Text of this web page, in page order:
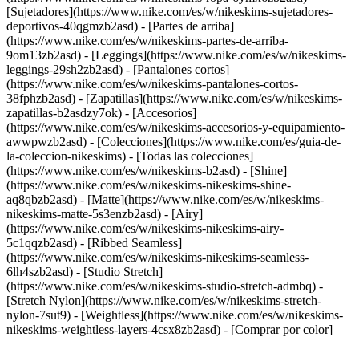
[Sujetadores](https://www.nike.com/es/w/nikeskims-sujetadores-
deportivos-40qgmzb2asd) - [Partes de arriba]
(https://www.nike.com/es/w/nikeskims-partes-de-arriba-
9om13zb2asd) - [Leggings](https://www.nike.com/es/w/nikeskims-
leggings-29sh2zb2asd) - [Pantalones cortos]
(https://www.nike.com/es/w/nikeskims-pantalones-cortos-
38fphzb2asd) - [Zapatillas](https://www.nike.com/es/w/nikeskims-
zapatillas-b2asdzy7ok) - [Accesorios]
(https://www.nike.com/es/w/nikeskims-accesorios-y-equipamiento-
awwpwzb2asd) - [Colecciones](https://www.nike.com/es/guia-de-
la-coleccion-nikeskims) - [Todas las colecciones]
(https://www.nike.com/es/w/nikeskims-b2asd) - [Shine]
(https://www.nike.com/es/w/nikeskims-nikeskims-shine-
aq8qbzb2asd) - [Matte](https://www.nike.com/es/w/nikeskims-
nikeskims-matte-5s3enzb2asd) - [Airy]
(https://www.nike.com/es/w/nikeskims-nikeskims-airy-
5c1qqzb2asd) - [Ribbed Seamless]
(https://www.nike.com/es/w/nikeskims-nikeskims-seamless-
6lh4szb2asd) - [Studio Stretch]
(https://www.nike.com/es/w/nikeskims-studio-stretch-admbq) -
[Stretch Nylon](https://www.nike.com/es/w/nikeskims-stretch-
nylon-7sut9) - [Weightless](https://www.nike.com/es/w/nikeskims-
nikeskims-weightless-layers-4csx8zb2asd) - [Comprar por color](https://www.nike.com/es/w/nikeskims-b2asd) - [Obsidian](https://www.nike.com/es/w/nikeskims-negro-90poyzb2asd) - [Dark sepia](https://www.nike.com/es/w/nikeskims-dark-sepia-81pvm) - [Phoenix](https://www.nike.com/es/w/nikeskims-phoenix-1jhtj) - [Cobalt](https://www.nike.com/es/w/nikeskims-azul-8hfx3zb2asd) - [Ivory](https://www.nike.com/es/w/nikeskims-blanco-4g797zb2asd) Cancel Cancelar Términos de búsqueda populares [challenger](https://www.nike.com/es/w?q=challenger&vst=challenger)[nike challenger](https://www.nike.com/es/w?q=nike%20challenger&vst=nike%20challenger)[zapatillas](https://www.nike.com/es/w?q=zapatillas&vst=zapatillas)[botas de futbol](https://www.nike.com/es/w?q=botas%20de%20futbol&vst=botas%20de%20futbol)[nike mind 001](https://www.nike.com/es/w?q=nike%20mind%20001&vst=nike%20mind%20001)[air force 1](https://www.nike.com/es/w?q=air%20force%201&vst=air%20force%201)[jordan](https://www.nike.com/es/w?q=jordan&vst=jordan)[air max](https://www.nike.com/es/w?q=air%20max&vst=air%20max) [](https://www.nike.com/es/favorites "Favoritos")[](https://www.nike.com/es/cart "Productos de la cesta: 0") # ¿Cuáles son los beneficios de hacer running por intervalos? ##### Deportes y actividades Los entrenamientos por intervalos pueden ayudar a los runners a crear una mejor condición física, perder grasa, mejorar su ritmo y tienen más beneficios. Última actualización: 21 de diciembre de 2024 7 min de lectura ![¿Cuáles son los beneficios de hacer running por intervalos?](https://static.nike.com/a/images/f_auto/dpr_1.0,cs_srgb/h_2432,c_limit/6796b7d0-4810-4050-828d-59342f524ac9/%C2%BFcu%C3%A1les-son-los-beneficios-de-hacer-running-por-intervalos.jpg) Hay un momento y un lugar para las [sesiones lentas y prolongadas](https://www.nike.com/es/a/como-correr-mas-distancia-sin-cansarse). Otros días, toca darlo todo con una sesión de running por intervalos. En función de los entrenamientos de running por intervalos que escojas, puedes centrarte, entre otras cosas, en el fitness, las calorías que quemas o el ritmo. Sea lo que sea, puedes conseguirlo con los intervalos. A continuación, te contamos qué es el running por intervalos y cómo puede beneficiarte a ti y a tu entrenamiento. ## Comprar pantalones cortos de running Nike [Ver todo](https://www.nike.com/es/w/running-pantalones-cortos-37v7jz38fph) - [Nike Stride Aero-FIT \ Pantalón corto de running de 13 cm con malla interior - Hombre \ __74,99 €__](https://www.nike.com/es/t/stride-aero-fit-pantalon-corto-de-running-de-13-cm-con-malla-interior-hombre-22AtK2EA/IM5132-010) - [Nike Miler \ Pantalón corto de running Dri-FIT de 13 cm con malla interior - Hombre \ __39,99 €__](https://www.nike.com/es/t/miler-pantalon-corto-de-running-dri-fit-de-127-cm-con-malla-interior-hombre-P2UpNPGN/IF2060-084) - [Nike Stride \ Pantalón corto de running Dri-FIT - Hombre \ __64,99 €__](https://www.nike.com/es/t/stride-pantalon-corto-de-running-dri-fit-hombre-pkgRJyGh/IX1207-373) - [Nike Pro Sculpt "Keely Hodgkinson" \ Mallas cortas de 13 cm y talle alto Dri-FIT - Mujer \ __47,99 €__](https://www.nike.com/es/t/pro-sculpt-keely-hodgkinson-mallas-cortas-de-13-cm-de-talle-alto-dri-fit-mujer-88ai7pZ3/IM9961-011) - [Nike AeroSwift "Keely Hodgkinson" \ Pantalón corto de running ceñido Dri-FIT ADV - Mujer \ __74,99 €__](https://www.nike.com/es/t/aeroswift-keely-hodgkinson-pantalon-corto-de-running-cenido-dri-fit-adv-mujer-fA3zk7Oo/IU1063-437) - [Nike Stride \ Pantalón corto de running Dri-FIT de 18 cm con malla interior - Hombre \ __54,99 €__](https://www.nike.com/es/t/stride-pantalon-corto-de-running-dri-fit-de-18-cm-con-malla-interior-hombre-wrHPz7ho/IF2046-608) - [Nike AeroSwift \ Pantalón corto de running de talle medio de 10 cm con malla interior Dri-FIT ADV - Hombre \ __79,99 €__](https://www.nike.com/es/t/aeroswift-pantalon-corto-de-running-de-talle-medio-de-10-cm-con-malla-interior-dri-fit-adv-hombre-Czd4GeG5/IF1425-101) - [Nike Miler \ Pantalón corto de running 2 en 1 Dri-FIT de 18 cm - Hombre \ __47,99 €__](https://www.nike.com/es/t/miler-pantalon-corto-de-running-2-en-1-dri-fit-de-18-cm-hombre-YfA6pO8m/IF2054-010) - [Nike Stride \ Pantalón corto de running híbrido Dri-FIT de 13 cm - Hombre \ __64,99 €__](https://www.nike.com/es/t/stride-pantalon-corto-de-running-hibrido-dri-fit-de-13-cm-hombre-4thbaZBw/IF2048-410) - [Nike Stride \ Pantalón corto de running Dri-FIT de 13 cm con malla interior - Hombre \ __54,99 €__](https://www.nike.com/es/t/stride-pantalon-corto-de-running-dri-fit-de-13-cm-con-malla-interior-hombre-lawnJLL7/IF2038-084) ## ¿Qué es el running por intervalos? En resumen, el entrenamiento a intervalos significa correr a un determinado ritmo durante un periodo de tiempo y luego descansar durante otro. En cuanto a este tipo de entrenamiento, Todd Buckingham, doctor en fisiología del ejercicio y jefe del mismo departamento en la clínica Mary Free Bed Sports Rehabilitation en West Michigan (EE. UU.), afirma que se suele pensar de manera equivocada que los entrenamientos de running por intervalos consisten en intervalos de alta intensidad, pero se pueden hacer a una velocidad alta, baja o moderada. ## 4 tipos de sesiones de running por intervalos 1. # 1.Entrenamientos de intervalos de alta intensidad (HIIT) ![¿Cuáles son los beneficios de hacer running por intervalos?](https://static.nike.com/a/images/f_auto/dpr_1.0,cs_srgb/w_1212,c_limit/f2f9f50e-532b-4c59-a33a-0c92b6ca7995/%C2%BFcu%C3%A1les-son-los-beneficios-de-hacer-running-por-intervalos.jpg) El [entrenamiento de intervalos de alta intensidad](https://www.nike.com/es/a/ventajas-entrenamientos-hiit) (HIIT) es un método de entrenamiento popular. Ofrece ventajas demostradas científicamente para perder grasa y [mejorar la salud cardiovascular](https://www.nike.com/es/a/ejercicios-resistencia-cardiovascular), por ejemplo. En el HIIT se alternan periodos cortos de running anaeróbico de intensidad alta (entre el 80 y el 95 % de tu frecuencia cardiaca máxima) con periodos cortos a ritmo ligero o de paseo. Puedes practicarlo en la calle o en la pista, o diseñar una sesión de HIIT para correr en cinta. 2. # 2.Fartlek ![¿Cuáles son los beneficios de hacer running por intervalos?](https://static.nike.com/a/images/f_auto/dpr_1.0,cs_srgb/w_1212,c_limit/461a409c-d60e-4617-99a4-ba730ededadf/%C2%BFcu%C3%A1les-son-los-beneficios-de-hacer-running-por-intervalos.jpg) "El [fartlek](https://www.nike.com/es/a/tipos-de-fartlek), que significa 'juego de velocidad' en sueco, alterna entre correr a diferentes velocidades durante una determinada duración o distancia", explica Briana Williams, una entrenadora de running certificada por USA Track and Field (USATF) que vive en Nueva York (EE. UU.). Puedes escoger cuánto aumentar la velocidad y en qué momento. Sin embargo, en realidad nunca te detienes para recuperarte. Esta técnica de entrenamiento te obliga a adaptar el ritmo de forma que puedas seguir corriendo hasta el final. Williams nos cuenta que esta técnica puede mejorar la resistencia de velocidad de cualquier runner de media y larga distancia. La resistencia de velocidad es la capacidad de mantener la velocidad casi al máximo durante un largo periodo de tiempo. 3. # 3.Intervalos de ritmo controlado ![¿Cuáles son los beneficios de hacer running por intervalos?](https://static.nike.com/a/images/f_auto/dpr_1.0,cs_srgb/w_1212,c_limit/ad4a8d54-077f-4e17-b876-4b74c9024e83/%C2%BFcu%C3%A1les-son-los-beneficios-de-hacer-running-por-intervalos.jpg) En esta técnica de entrenamiento se hacen intervalos de running a un ritmo que alcanza o supera el[](https://www.oxfordreference.com/view/10.1093/oi/authority.20110803100046963) [umbral de lactato](https://www.oxfordreference.com/view/10.1093/oi/authority.20110803100046963) (LT, por sus siglas en inglés). Cuando sobrepasas tu LT, se forma lactato, un subproducto del metabolismo, en el torrente sanguíneo a más velocidad de la que el cuerpo puede absorber. Cuando esto ocurre, los músculos trabajan demasiado para funcionar. Al incluir intervalos de ritmo controlado en un entrenamiento, puedes ayudar a tu cuerpo a eliminar el lactato de la sangre a un ritmo más rápido. Lo mejor es entrenar con tu coach de running para encontrar tu LT y conseguir el entrenamiento de intervalos de ritmo controlado perfecto para ti. ## Comprar zapatillas de running Nike Pegasus [Ver todo](https://www.nike.com/es/w/pegasus-running-zapatillas-37v7jz8nexhzy7ok) - [Nike Pegasus 42 \ Zapatillas de running para asfalto - Mujer \ __139,99 €__](https://www.nike.com/es/t/pegasus-42-zapatillas-de-running-en-asfalto-mujer-VNFFbZDe/IB1881-602) - [Nike ACG Pegasus Trail \ Zapatillas de trail running - Hombre \ __149,99 €__](https://www.nike.com/es/t/acg-pegasus-trail-zapatillas-de-trail-running-hombre-edJ7MX66/HV8116-310) - [Nike ACG Pegasus Trail \ Zapatillas de trail running - Mujer \ __149,99 €__](https://www.nike.com/es/t/acg-pegasus-trail-zapatillas-de-trail-running-mujer-J8DF5QzX/HV8121-003) - [Nike Pegasus 42 By You \ Zapatillas de running en asfalto personalizables - Hombre \ __169,99 €__](https://www.nike.com/es/u/custom-nike-air-zoom-pegasus-42-by-you-10002295/8953048139) - [Nike Pegasus 42 By You \ Zapatillas de running para asfalto personalizables - Mujer \ __169,99 €__](https://www.nike.com/es/u/custom-nike-air-zoom-pegasus-42-by-you-10002296/7175137164) - [Nike Pegasus 42 \ Zapatillas de running para asfalto - Niño/a \ __99,99 €__](https://www.nike.com/es/t/pegasus-42-zapatillas-de-running-para-asfalto-nino-a-TEw9PJ7S/IH2306-700) - [Nike Pegasus 42 \ Zapatillas de running para asfalto - Hombre \ __149,99 €__](https://www.nike.com/es/t/pegasus-42-zapatillas-de-running-en-asfalto-hombre-M9ckDyR3/IW2349-001) - [Nike Pegasus Prem